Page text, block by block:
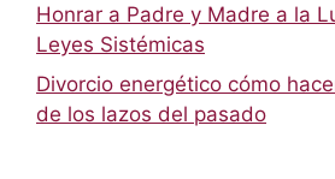
Honrar a Padre y Madre a la
Leyes Sistémicas
Divorcio energético cómo
de los lazos del pasado